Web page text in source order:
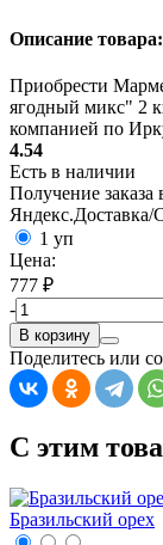
Описание товара:
Приобрести
ягодный микс" 2
компанией по
4.54
Есть в наличии
Получение заказа
1 уп
Цена:
777 ₽
-
В корзину
Поделитесь или
С этим
Бразильский орех